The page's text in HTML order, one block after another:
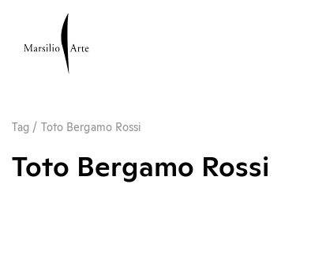
Tag / Toto Bergamo Rossi
Toto Bergamo Rossi